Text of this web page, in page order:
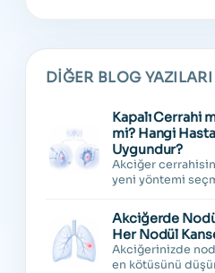
DIĞER BLOG YAZILARI
Kapalı Cerrahi
mi? Hangi
Uygundur?
Akciğer
yeni yöntemi
Akciğerde
Her Nodül
Akciğerinizde
en kötüsünü